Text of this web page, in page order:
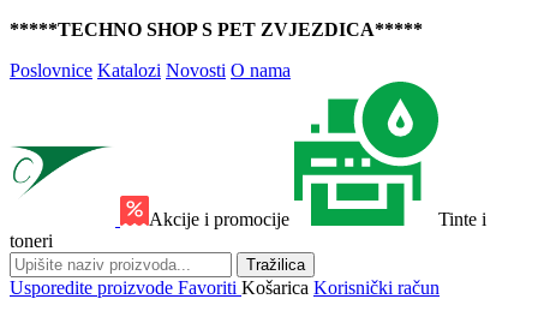
*****TECHNO SHOP S PET ZVJEZDICA*****
Poslovnice Katalozi Novosti O nama
Akcije i promocije
Tinte i
toneri
Tražilica
Usporedite proizvode Favoriti Košarica Korisnički račun